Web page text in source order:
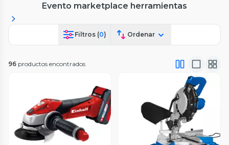
Evento marketplace herramientas
Filtros (0) Ordenar
96 productos encontrados